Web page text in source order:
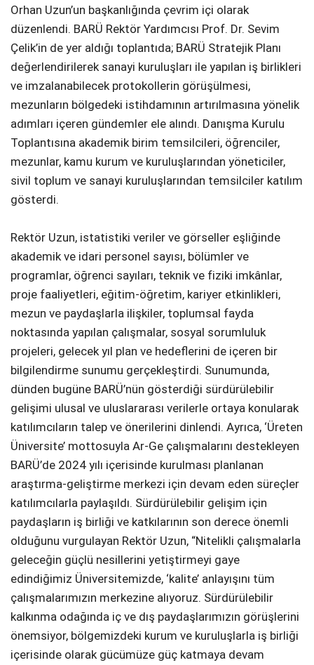
Orhan Uzun’un başkanlığında çevrim içi olarak
düzenlendi. BARÜ Rektör Yardımcısı Prof. Dr. Sevim
Çelik’in de yer aldığı toplantıda; BARÜ Stratejik Planı
değerlendirilerek sanayi kuruluşları ile yapılan iş birlikleri
ve imzalanabilecek protokollerin görüşülmesi,
mezunların bölgedeki istihdamının artırılmasına yönelik
adımları içeren gündemler ele alındı. Danışma Kurulu
Toplantısına akademik birim temsilcileri, öğrenciler,
mezunlar, kamu kurum ve kuruluşlarından yöneticiler,
sivil toplum ve sanayi kuruluşlarından temsilciler katılım
gösterdi.
Rektör Uzun, istatistiki veriler ve görseller eşliğinde
akademik ve idari personel sayısı, bölümler ve
programlar, öğrenci sayıları, teknik ve fiziki imkânlar,
proje faaliyetleri, eğitim-öğretim, kariyer etkinlikleri,
mezun ve paydaşlarla ilişkiler, toplumsal fayda
noktasında yapılan çalışmalar, sosyal sorumluluk
projeleri, gelecek yıl plan ve hedeflerini de içeren bir
bilgilendirme sunumu gerçekleştirdi. Sunumunda,
dünden bugüne BARÜ’nün gösterdiği sürdürülebilir
gelişimi ulusal ve uluslararası verilerle ortaya konularak
katılımcıların talep ve önerilerini dinlendi. Ayrıca, ‘Üreten
Üniversite’ mottosuyla Ar-Ge çalışmalarını destekleyen
BARÜ’de 2024 yılı içerisinde kurulması planlanan
araştırma-geliştirme merkezi için devam eden süreçler
katılımcılarla paylaşıldı. Sürdürülebilir gelişim için
paydaşların iş birliği ve katkılarının son derece önemli
olduğunu vurgulayan Rektör Uzun, “Nitelikli çalışmalarla
geleceğin güçlü nesillerini yetiştirmeyi gaye
edindiğimiz Üniversitemizde, ‘kalite’ anlayışını tüm
çalışmalarımızın merkezine alıyoruz. Sürdürülebilir
kalkınma odağında iç ve dış paydaşlarımızın görüşlerini
önemsiyor, bölgemizdeki kurum ve kuruluşlarla iş birliği
içerisinde olarak gücümüze güç katmaya devam